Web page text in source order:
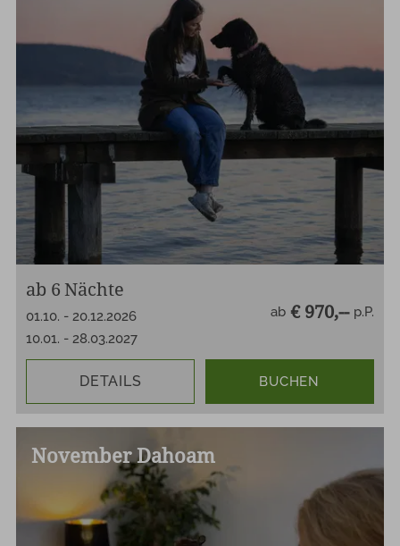
ab 6 Nächte
01.10. - 20.12.2026
10.01. - 28.03.2027
ab € 970,-- p.P.
DETAILS BUCHEN
November Dahoam